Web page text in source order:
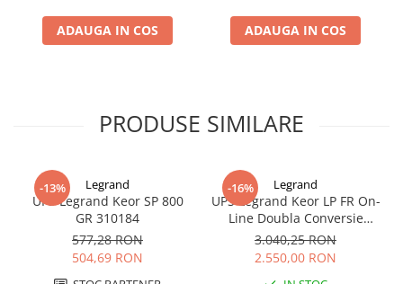
Accesorii
Racire/Incalzire
Diverse
Electrice
Intrerupatoare si prize
Dulapuri pentru cablare
structurata
ADAUGA IN COS ADAUGA IN COS
PRODUSE SIMILARE
-13% Legrand
UPS Legrand Keor SP 800
GR 310184
577,28 RON
504,69 RON
-16% Legrand
UPS Legrand Keor LP FR On-
Line Doubla Conversie
2000VA 1800W 310157
3.040,25 RON
2.550,00 RON